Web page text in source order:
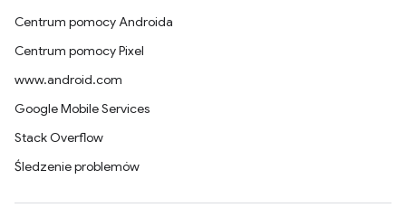
Centrum pomocy Androida
Centrum pomocy Pixel
www.android.com
Google Mobile Services
Stack Overflow
Śledzenie problemów